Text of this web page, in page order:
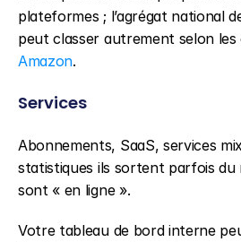
plateformes ; l’agrégat national
Amazon.
Services
Abonnements, SaaS, services
statistiques ils sortent parfois du
sont « en ligne ».
Votre tableau de bord interne